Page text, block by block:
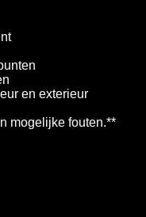
en exterieur
mogelijke fouten.**